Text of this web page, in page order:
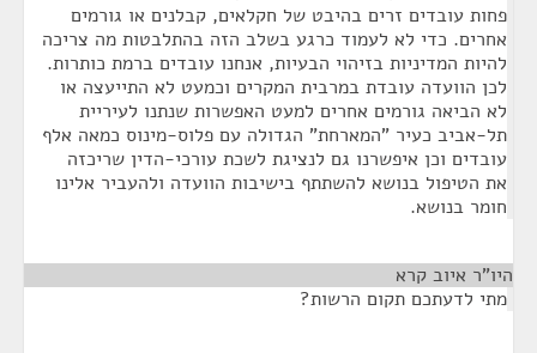
פחות עובדים זרים בהיבט של חקלאים, קבלנים או גורמים
אחרים. כדי לא לעמוד כרגע בשלב הזה בהתלבטות מה צריכה
להיות המדיניות בזיהוי הבעיות, אנחנו עובדים ברמת כותרות.
לכן הוועדה עובדת במרבית המקרים וכמעט לא התייעצה או
לא הביאה גורמים אחרים למעט האפשרות שנתנו לעיריית
תל-אביב כעיר "המארחת" הגדולה עם פלוס-מינוס כמאה אלף
עובדים וכן איפשרנו גם לנציגת לשכת עורכי-הדין שריכזה
את הטיפול בנושא להשתתף בישיבות הוועדה ולהעביר אלינו
חומר בנושא.
היו"ר איוב קרא
מתי לדעתכם תקום הרשות?